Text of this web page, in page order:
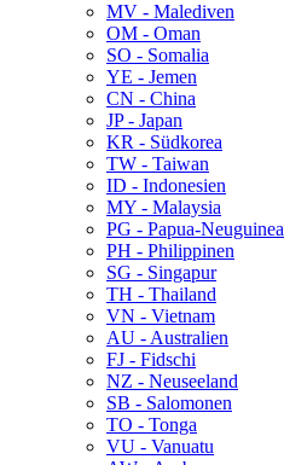
MV - Malediven
OM - Oman
SO - Somalia
YE - Jemen
CN - China
JP - Japan
KR - Südkorea
TW - Taiwan
ID - Indonesien
MY - Malaysia
PG - Papua-Neuguinea
PH - Philippinen
SG - Singapur
TH - Thailand
VN - Vietnam
AU - Australien
FJ - Fidschi
NZ - Neuseeland
SB - Salomonen
TO - Tonga
VU - Vanuatu